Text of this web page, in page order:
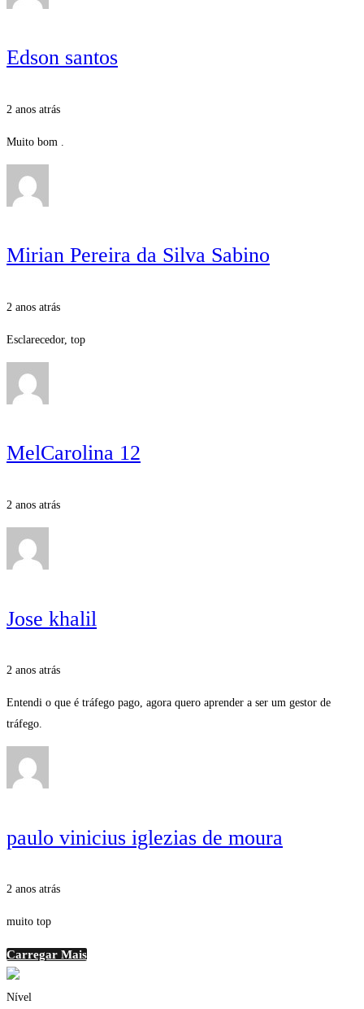
Edson santos
2 anos atrás
Muito bom .
Mirian Pereira da Silva Sabino
2 anos atrás
Esclarecedor, top
MelCarolina 12
2 anos atrás
Jose khalil
2 anos atrás
Entendi o que é tráfego pago, agora quero aprender a ser um gestor de
tráfego.
paulo vinicius iglezias de moura
2 anos atrás
muito top
Carregar Mais
Nível